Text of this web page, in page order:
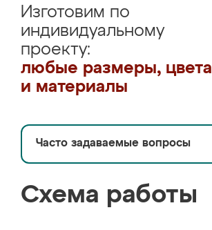
Изготовим по
индивидуальному
проекту:
любые размеры, цвета
и материалы
Часто задаваемые вопросы
Схема работы